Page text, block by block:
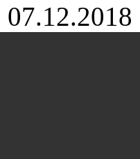
07.12.2018